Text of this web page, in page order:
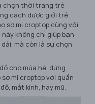
chọn thời trang trẻ
cách được giới trẻ
sơ mi croptop cùng với
không chỉ giúp bạn
mà còn là sự chọn
cho mùa hè, đừng
mi croptop với quần
mắt kính, hay mũ.